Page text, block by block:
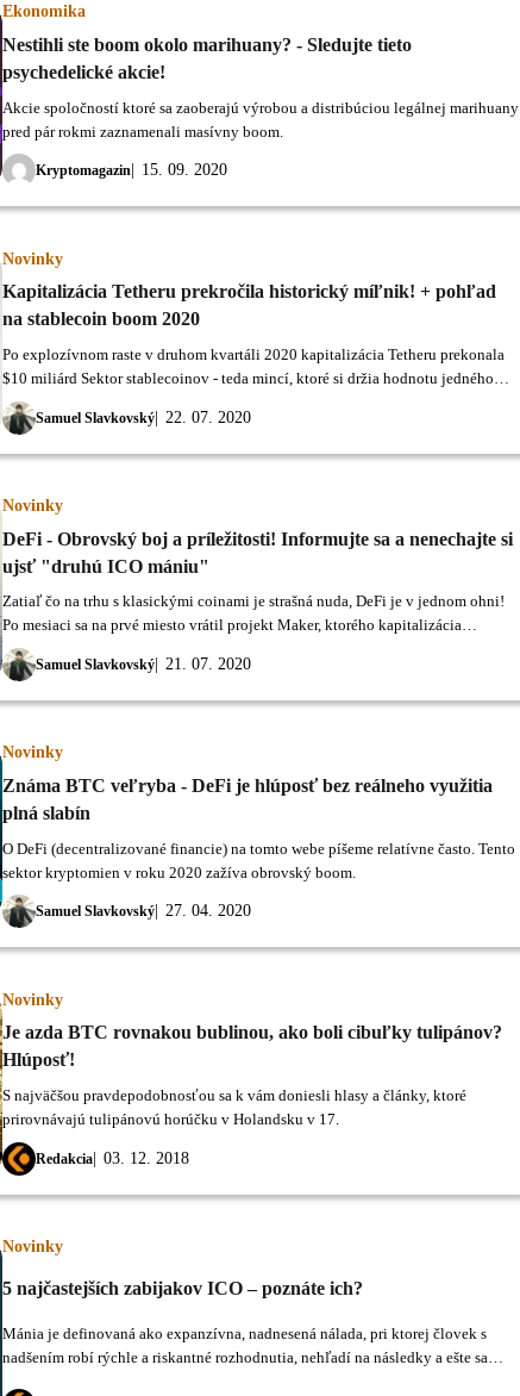
Ekonomika
Nestihli ste boom okolo marihuany? - Sledujte tieto
psychedelické akcie!
Kryptomagazin 15. 09. 2020
Akcie spoločností ktoré sa zaoberajú výrobou a distribúciou legálnej marihuany
pred pár rokmi zaznamenali masívny boom.
Novinky
Kapitalizácia Tetheru prekročila historický míľnik! + pohľad
na stablecoin boom 2020
Samuel Slavkovský 22. 07. 2020
Po explozívnom raste v druhom kvartáli 2020 kapitalizácia Tetheru prekonala
$10 miliárd Sektor stablecoinov - teda mincí, ktoré si držia hodnotu jedného
dolára - zažíva v roku 2020 explozívny rast.
Novinky
DeFi - Obrovský boj a príležitosti! Informujte sa a nenechajte si
ujsť "druhú ICO mániu"
Samuel Slavkovský 21. 07. 2020
Zatiaľ čo na trhu s klasickými coinami je strašná nuda, DeFi je v jednom ohni!
Po mesiaci sa na prvé miesto vrátil projekt Maker, ktorého kapitalizácia
dosahuje 30 miliónov a dominancia jemne presahuje 20%.
Novinky
Známa BTC veľryba - DeFi je hlúposť bez reálneho využitia
plná slabín
Samuel Slavkovský 27. 04. 2020
O DeFi (decentralizované financie) na tomto webe píšeme relatívne často. Tento
sektor kryptomien v roku 2020 zažíva obrovský boom.
Novinky
Je azda BTC rovnakou bublinou, ako boli cibuľky tulipánov?
Hlúposť!
Redakcia 03. 12. 2018
S najväčšou pravdepodobnosťou sa k vám doniesli hlasy a články, ktoré
prirovnávajú tulipánovú horúčku v Holandsku v 17.
Novinky
5 najčastejších zabijakov ICO – poznáte ich?
Mánia je definovaná ako expanzívna, nadnesená nálada, pri ktorej človek s
nadšením robí rýchle a riskantné rozhodnutia, nehľadí na následky a ešte sa